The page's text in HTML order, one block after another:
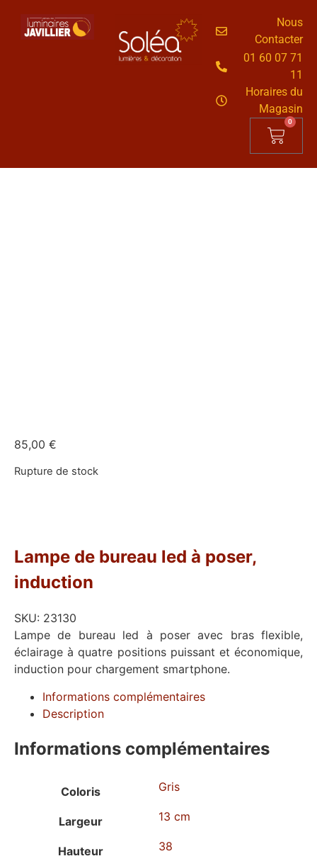
Nous
Contacter
01 60 07 71
11
Horaires du
Magasin
0
85,00 €
Rupture de stock
Lampe de bureau led à poser,
induction
SKU: 23130
Lampe de bureau led à poser avec bras flexible,
éclairage à quatre positions puissant et économique,
induction pour chargement smartphone.
Informations complémentaires
Description
Informations complémentaires
Coloris Gris
Largeur 13 cm
Hauteur 38